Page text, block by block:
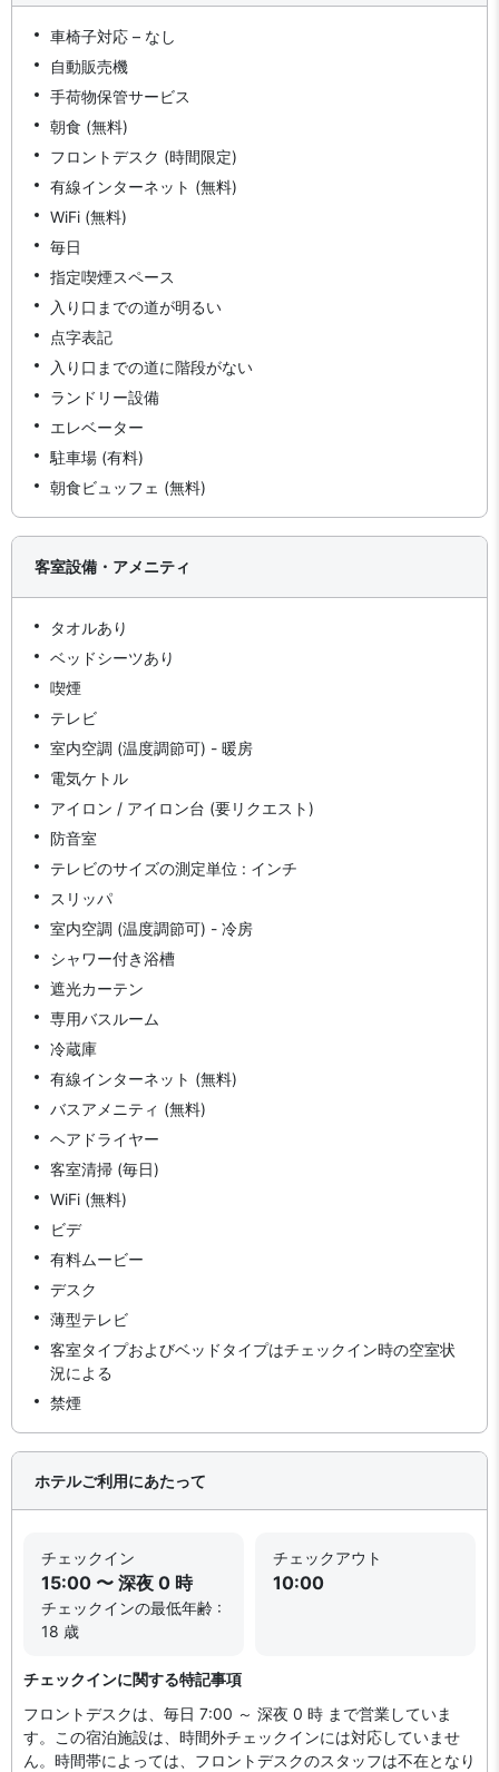
車椅子対応 – なし
自動販売機
手荷物保管サービス
朝食 (無料)
フロントデスク (時間限定)
有線インターネット (無料)
WiFi (無料)
毎日
指定喫煙スペース
入り口までの道が明るい
点字表記
入り口までの道に階段がない
ランドリー設備
エレベーター
駐車場 (有料)
朝食ビュッフェ (無料)
客室設備・アメニティ
タオルあり
ベッドシーツあり
喫煙
テレビ
室内空調 (温度調節可) - 暖房
電気ケトル
アイロン / アイロン台 (要リクエスト)
防音室
テレビのサイズの測定単位 : インチ
スリッパ
室内空調 (温度調節可) - 冷房
シャワー付き浴槽
遮光カーテン
専用バスルーム
冷蔵庫
有線インターネット (無料)
バスアメニティ (無料)
ヘアドライヤー
客室清掃 (毎日)
WiFi (無料)
ビデ
有料ムービー
デスク
薄型テレビ
客室タイプおよびベッドタイプはチェックイン時の空室状
況による
禁煙
ホテルご利用にあたって
チェックイン
15:00 〜 深夜 0 時
チェックインの最低年齢 :
18 歳
チェックアウト
10:00
チェックインに関する特記事項
フロントデスクは、毎日 7:00 ～ 深夜 0 時 まで営業していま
す。この宿泊施設は、時間外チェックインには対応していませ
ん。時間帯によっては、フロントデスクのスタッフは不在となり